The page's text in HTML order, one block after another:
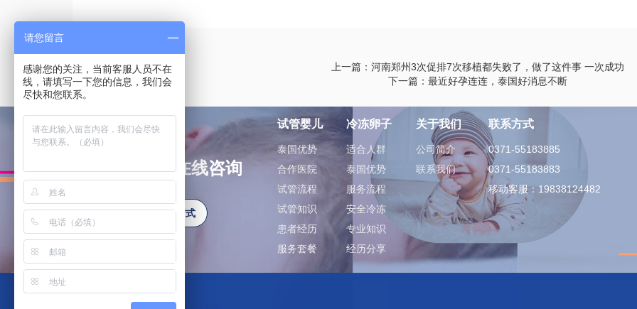
上一篇：河南郑州​3次促排7次移植都失败了，做了这件事 一次成功
下一篇：最近好孕连连，泰国好消息不断
如有问题可在线咨询
更多联系方式
试管婴儿
泰国优势
合作医院
试管流程
试管知识
患者经历
服务套餐
冷冻卵子
适合人群
泰国优势
服务流程
安全冷冻
专业知识
经历分享
关于我们
公司简介
联系我们
联系方式
0371-55183885
0371-55183883
移动客服：19838124482
请您留言
感谢您的关注，当前客服人员不在
线，请填写一下您的信息，我们会
尽快和您联系。